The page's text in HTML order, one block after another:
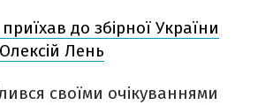
до збірної України
Лень
своїми очікуваннями